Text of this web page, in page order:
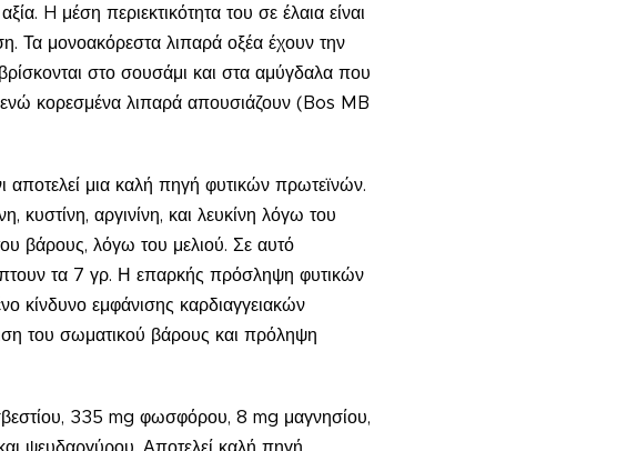
H μέση περιεκτικότητα του σε έλαια είναι
Τα μονοακόρεστα λιπαρά οξέα έχουν την
στο σουσάμι και στα αμύγδαλα που
ενώ κορεσμένα λιπαρά απουσιάζουν (Bos MB
αποτελεί μια καλή πηγή φυτικών πρωτεϊνών.
κυστίνη, αργινίνη, και λευκίνη λόγω του
βάρους, λόγω του μελιού. Σε αυτό
τα 7 γρ. Η επαρκής πρόσληψη φυτικών
κίνδυνο εμφάνισης καρδιαγγειακών
του σωματικού βάρους και πρόληψη
335 mg φωσφόρου, 8 mg μαγνησίου,